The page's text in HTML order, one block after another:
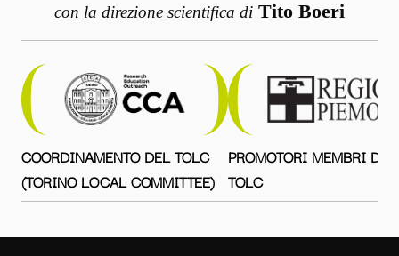
con la direzione scientifica di Tito Boeri
COORDINAMENTO DEL TOLC
(TORINO LOCAL COMMITTEE)
PROMOTORI MEMBRI DEL
TOLC